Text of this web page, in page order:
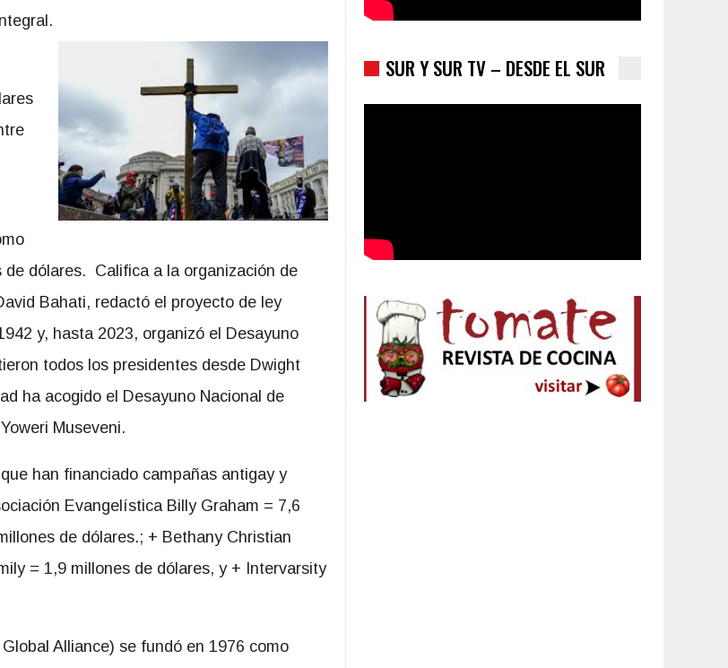
dólares. Califica a la organización de
Bahati, redactó el proyecto de ley
y, hasta 2023, organizó el Desayuno
todos los presidentes desde Dwight
ha acogido el Desayuno Nacional de
Museveni.
han financiado campañas antigay y
Evangelística Billy Graham = 7,6
de dólares.; + Bethany Christian
= 1,9 millones de dólares, y + Intervarsity
Alliance) se fundó en 1976 como
SUR Y SUR TV – DESDE EL SUR